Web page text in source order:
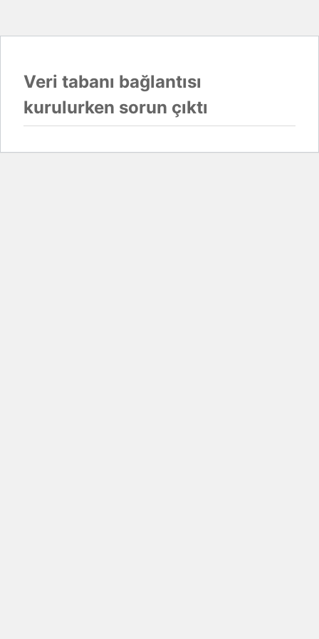
Veri tabanı bağlantısı
kurulurken sorun çıktı